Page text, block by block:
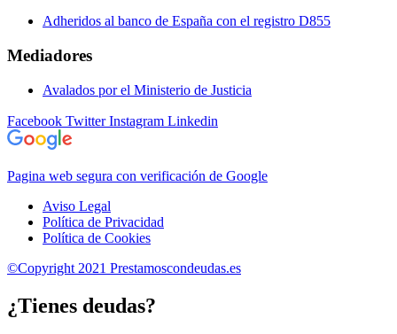
Adheridos al banco de España con el registro D855
Mediadores
Avalados por el Ministerio de Justicia
Facebook Twitter Instagram Linkedin
Pagina web segura con verificación de Google
Aviso Legal
Política de Privacidad
Política de Cookies
©Copyright 2021 Prestamoscondeudas.es
¿Tienes deudas?